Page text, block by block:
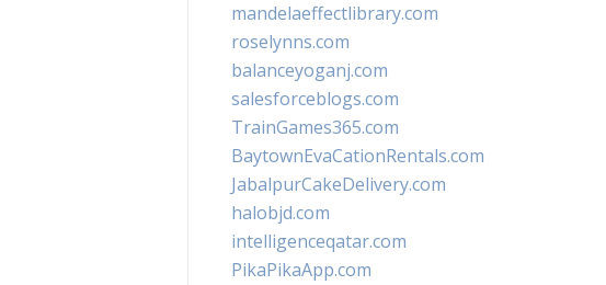
mandelaeffectlibrary.com
roselynns.com
balanceyoganj.com
salesforceblogs.com
TrainGames365.com
BaytownEvaCationRentals.com
JabalpurCakeDelivery.com
halobjd.com
intelligenceqatar.com
PikaPikaApp.com